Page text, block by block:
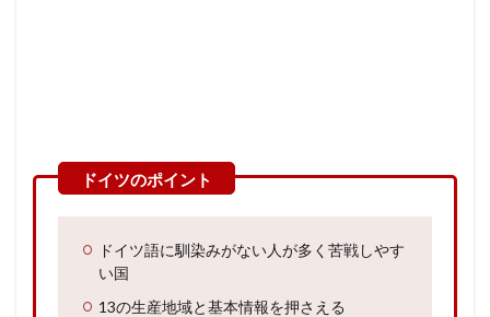
ドイツ語に馴染みがない人が多く苦戦しやす
い国
13の生産地域と基本情報を押さえる